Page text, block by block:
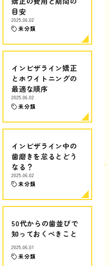
目安
2025.06.02
未分類
インビザライン矯正
とホワイトニングの
最適な順序
2025.06.02
未分類
インビザライン中の
歯磨きを怠るとどう
なる？
2025.06.02
未分類
50代からの歯並びで
知っておくべきこと
2025.06.01
未分類